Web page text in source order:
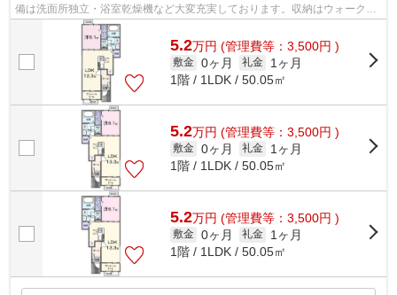
備は洗面所独立・浴室乾燥機など大変充実しております。収納はウォークイ
ンクロゼット・床下収納などが備え付...
5.2万円 (管理費等：3,500円 )
敷金 0ヶ月 礼金
1ヶ月
1階 / 1LDK / 50.05㎡
5.2万円 (管理費等：3,500円 )
敷金 0ヶ月 礼金
1ヶ月
1階 / 1LDK / 50.05㎡
5.2万円 (管理費等：3,500円 )
敷金 0ヶ月 礼金
1ヶ月
1階 / 1LDK / 50.05㎡